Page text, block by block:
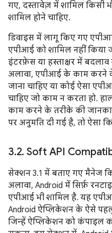
गए, दस्तावेज़ में शामिल किसी
शामिल होने चाहिए.
डिवाइस में लागू किए गए
एपीआई को शामिल नहीं किया
इंटरफ़ेस या हस्ताक्षर में बदलाव
अलावा, एपीआई के काम करने
जाना चाहिए या कोई ऐसा
चाहिए जो काम न करता हो.
काम करने के तरीके की
पर अनुमति दी गई है, तो ऐसा
3.2. Soft API
सेक्शन 3.1 में बताए गए मैनेज
अलावा, Android में सिर्फ़
एपीआई भी शामिल है. यह
Android ऐप्लिकेशन के ऐसे
जिन्हें ऐप्लिकेशन को कंपाइल